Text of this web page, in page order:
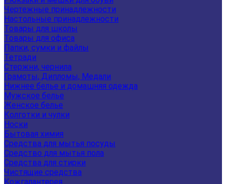
Чертежные принадлежности
Настольные принадлежности
Товары для школы
Товары для офиса
Папки, сумки и файлы
Тетради
Стержни, чернила
Грамоты, Дипломы, Медали
Нижнее белье и домашняя одежда
Мужское белье
Женское белье
Колготки и чулки
Носки
Бытовая химия
Средства для мытья посуды
Средство для мытья пола
Средства для стирки
Чистящие средства
Кожгалантерея